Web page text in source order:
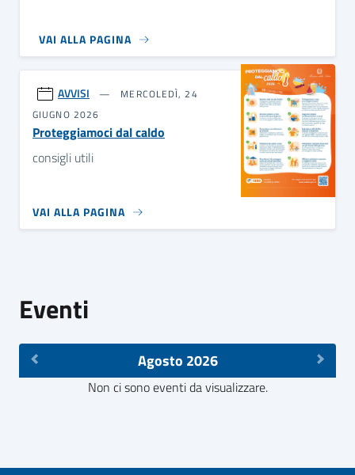
VAI ALLA PAGINA
AVVISI
MERCOLEDÌ, 24
GIUGNO 2026
Proteggiamoci dal caldo
consigli utili
VAI ALLA PAGINA
Eventi
Agosto 2026
Non ci sono eventi da visualizzare.